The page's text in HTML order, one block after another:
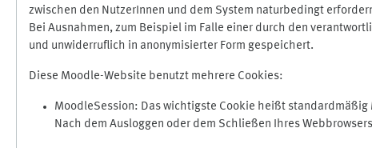
zwischen den NutzerInnen und dem System naturbedingt
Bei Ausnahmen, zum Beispiel im Falle einer durch den
und unwiderruflich in anonymisierter Form gespeichert.
Diese Moodle-Website benutzt mehrere Cookies:
MoodleSession: Das wichtigste Cookie heißt
Nach dem Ausloggen oder dem Schließen Ihres